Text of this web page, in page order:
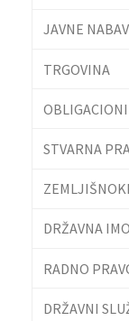
JAVNE
TRGOVINA
STVARNA
DRŽAVNA
RADNO
DRŽAVNI